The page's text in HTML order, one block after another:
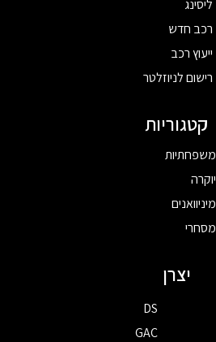
ליסינג
רכב חדש
ייעוץ רכב
רישום לניוזלטר
קטגוריות
משפחתיות
יוקרה
מיניוואנים
מסחרי
יצרן
DS
GAC